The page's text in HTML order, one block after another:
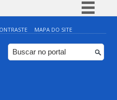
Simplifique!
Comunica BR
Participe
MAPA DO SITE